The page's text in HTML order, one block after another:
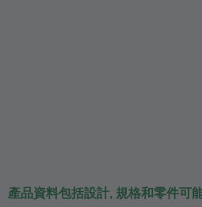
產品資料包括設計, 規格和零件可